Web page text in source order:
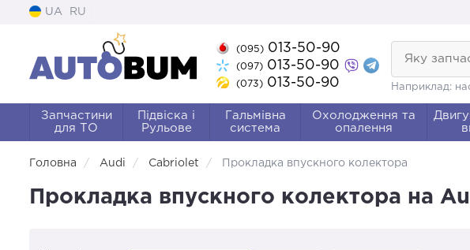
UA RU
(095)013-50-90
(097)013-50-90
(073)013-50-90
Яку
Наприклад:
Запчастини
для ТО
Підвіска і
Рульове
Гальмівна
система
Охолодження та
опалення
Головна Audi Cabriolet Прокладка впускного колектора
Прокладка впускного колектора на